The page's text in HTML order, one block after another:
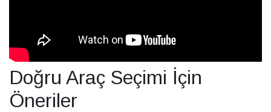
Doğru Araç Seçimi İçin
Öneriler